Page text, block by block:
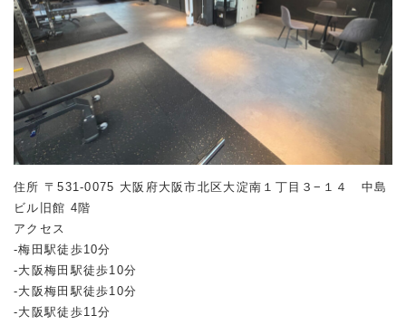
住所 〒531-0075 大阪府大阪市北区大淀南１丁目３−１４ 中島
ビル旧館 4階
アクセス
-梅田駅徒歩10分
-大阪梅田駅徒歩10分
-大阪梅田駅徒歩10分
-大阪駅徒歩11分